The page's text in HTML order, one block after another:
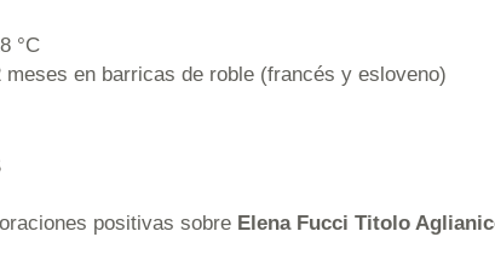
°C
meses en barricas de roble (francés y esloveno)
positivas sobre Elena Fucci Titolo